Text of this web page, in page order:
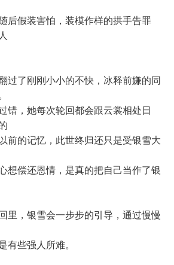
假装害怕，装模作样的拱手告罪
了刚刚小小的不快，冰释前嫌的同
错，她每次轮回都会跟云裳相处日
前的记忆，此世终归还只是受银雪大
想偿还恩情，是真的把自己当作了银
，银雪会一步步的引导，通过慢慢
有些强人所难。